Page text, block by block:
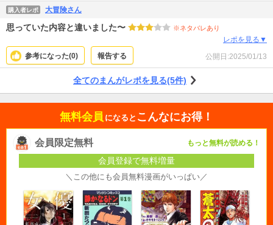
にいて、安心してストーリーに沿っていけます。 願わくば、このまま恋愛要素
も深入りや成就させることなく、淡々とお節介しながら旅を続けてほしいな
あ。
購入者レポ 大冒険さん
思っていた内容と違いました〜 ※ネタバレあり
レポを見る▼
参考になった(0) 報告する 公開日:2025/01/13
全てのまんがレポを見る(5件)
無料会員 になると こんなにお得！
会員限定無料 もっと無料が読める！
会員登録で無料増量
＼この他にも会員無料漫画がいっぱい／